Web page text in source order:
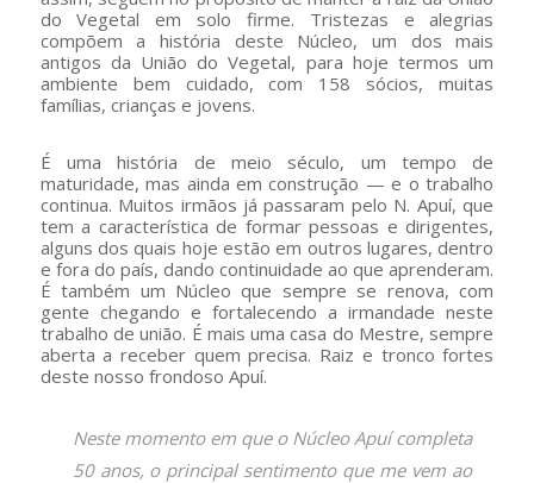
do Vegetal em solo firme. Tristezas e alegrias
compõem a história deste Núcleo, um dos mais
antigos da União do Vegetal, para hoje termos um
ambiente bem cuidado, com 158 sócios, muitas
famílias, crianças e jovens.
É uma história de meio século, um tempo de
maturidade, mas ainda em construção — e o trabalho
continua. Muitos irmãos já passaram pelo N. Apuí, que
tem a característica de formar pessoas e dirigentes,
alguns dos quais hoje estão em outros lugares, dentro
e fora do país, dando continuidade ao que aprenderam.
É também um Núcleo que sempre se renova, com
gente chegando e fortalecendo a irmandade neste
trabalho de união. É mais uma casa do Mestre, sempre
aberta a receber quem precisa. Raiz e tronco fortes
deste nosso frondoso Apuí.
Neste momento em que o Núcleo Apuí completa
50 anos, o principal sentimento que me vem ao